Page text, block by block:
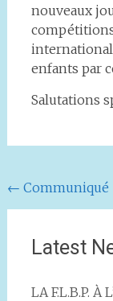
nouveaux
enfants par
Salutations
Navigation
de
l'article
← Communiqué
Latest
LA F.L.B.P. À